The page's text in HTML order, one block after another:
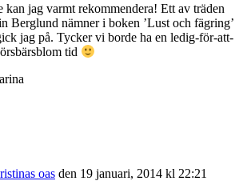
kan jag varmt rekommendera! Ett av träden
Berglund nämner i boken ’Lust och fägring’
jag på. Tycker vi borde ha en ledig-för-att-
tid
oas den 19 januari, 2014 kl 22:21